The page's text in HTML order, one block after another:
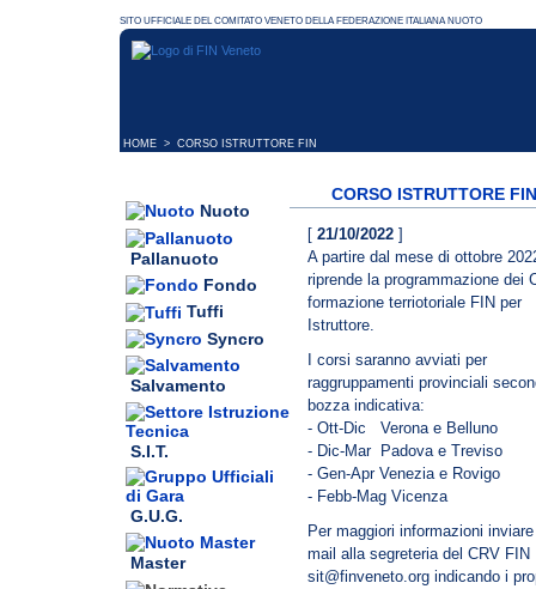
HOME > CORSO ISTRUTTORE FIN
Nuoto
Pallanuoto
Fondo
Tuffi
Syncro
Salvamento
S.I.T.
G.U.G.
Master
CORSO ISTRUTTORE FIN
[ 21/10/2022 ]
A partire dal mese di ottobre
riprende la programmazione dei
formazione terriotoriale FIN per
Istruttore.
I corsi saranno avviati per
raggruppamenti provinciali
bozza indicativa:
- Ott-Dic Verona e Belluno
- Dic-Mar Padova e Treviso
- Gen-Apr Venezia e Rovigo
- Febb-Mag Vicenza
Per maggiori informazioni
mail alla segreteria del CRV FIN
sit@finveneto.org indicando i